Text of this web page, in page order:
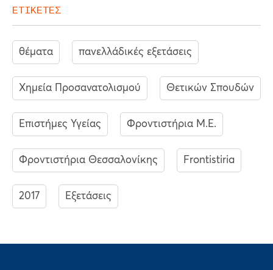
ΕΤΙΚΕΤΕΣ
θέματα πανελλάδικές εξετάσεις
Χημεία Προσανατολισμού Θετικών Σπουδών
Επιστήμες Υγείας Φροντιστήρια Μ.Ε.
Φροντιστήρια Θεσσαλονίκης Frontistiria
2017 Eξετάσεις